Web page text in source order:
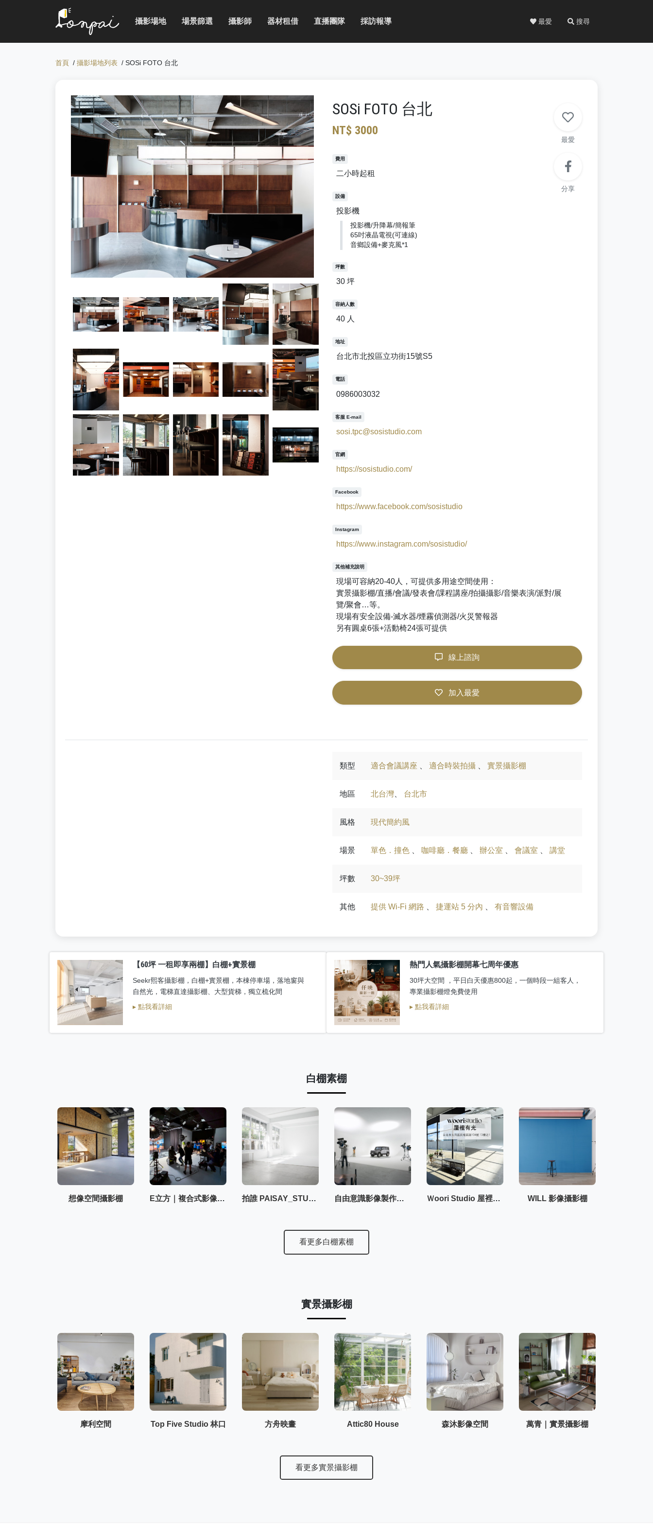
攝影場地 場景篩選 攝影師 器材租借 直播團隊 採訪報導 最愛 搜尋
首頁 / 攝影場地列表 / SOSi FOTO 台北
最愛
分享
SOSi FOTO 台北
NT$ 3000
費用
二小時起租
設備
投影機
投影機/升降幕/簡報筆
65吋液晶電視(可連線)
音鄉設備+麥克風*1
坪數
30 坪
容納人數
40 人
地址
台北市北投區立功街15號S5
電話
0986003032
客服 E-mail
sosi.tpc@sosistudio.com
官網
https://sosistudio.com/
Facebook
https://www.facebook.com/sosistudio
Instagram
https://www.instagram.com/sosistudio/
其他補充說明
現場可容納20-40人，可提供多用途空間使用：
實景攝影棚/直播/會議/發表會/課程講座/拍攝攝影/音樂表演/派對/展
覽/聚會…等。
現場有安全設備-滅水器/煙霧偵測器/火災警報器
另有圓桌6張+活動椅24張可提供
線上諮詢
加入最愛
類型 適合會議講座 適合時裝拍攝 實景攝影棚
地區 北台灣 台北市
風格 現代簡約風
場景 單色．撞色 咖啡廳．餐廳 辦公室 會議室 講堂
坪數 30~39坪
其他 提供 Wi-Fi 網路 捷運站 5 分內 有音響設備
【60坪 一租即享兩棚】白棚+實景棚
Seekr熙客攝影棚，白棚+實景棚，本棟停車場，落地窗與
自然光，電梯直達攝影棚、大型貨梯，獨立梳化間
▸ 點我看詳細
熱門人氣攝影棚開幕七周年優惠
30坪大空間 ，平日白天優惠800起，一個時段一組客人，
專業攝影棚燈免費使用
▸ 點我看詳細
白棚素棚
想像空間攝影棚 E立方｜複合式影像創作空間 拍誰 PAISAY_STUDIO 自由意識影像製作有限公司 Ｗoori Studio 屋裡有光 WILL 影像攝影棚
看更多白棚素棚
實景攝影棚
摩利空間 Top Five Studio 林口 方舟映畫 Attic80 House 森沐影像空間 萬青｜實景攝影棚
看更多實景攝影棚